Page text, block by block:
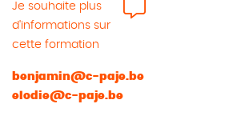
Je souhaite plus
d'informations sur
cette formation
benjamin@c-paje.be
elodie@c-paje.be